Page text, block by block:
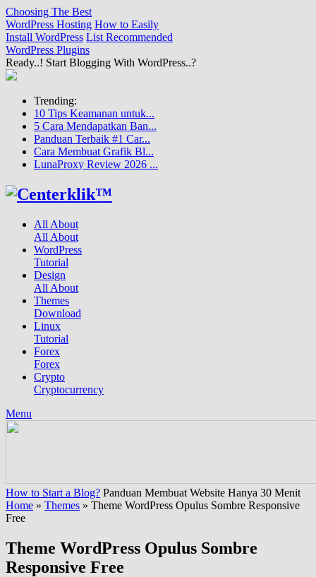
Choosing The Best
WordPress Hosting How to Easily
Install WordPress List Recommended
WordPress Plugins
Ready..! Start Blogging With WordPress..?
Trending:
10 Tips Keamanan untuk...
5 Cara Mendapatkan Ban...
Panduan Terbaik #1 Car...
Cara Membuat Grafik Bl...
LunaProxy Review 2026 ...
All About
All About
WordPress
Tutorial
Design
All About
Themes
Download
Linux
Tutorial
Forex
Forex
Crypto
Cryptocurrency
Menu
How to Start a Blog? Panduan Membuat Website Hanya 30 Menit
Home » Themes » Theme WordPress Opulus Sombre Responsive
Free
Theme WordPress Opulus Sombre
Responsive Free